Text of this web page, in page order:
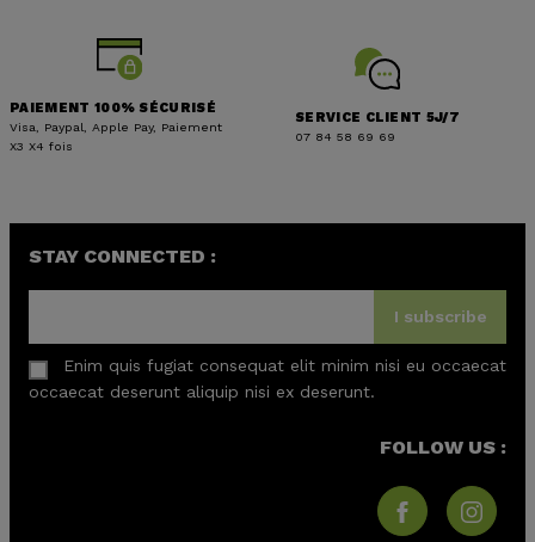
PAIEMENT 100% SÉCURISÉ
Visa, Paypal, Apple Pay, Paiement
X3 X4 fois
SERVICE CLIENT 5J/7
07 84 58 69 69
STAY CONNECTED :
I subscribe
Enim quis fugiat consequat elit minim nisi eu occaecat
occaecat deserunt aliquip nisi ex deserunt.
FOLLOW US :